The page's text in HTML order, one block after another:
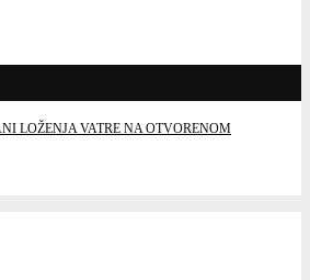
LOŽENJA VATRE NA OTVORENOM